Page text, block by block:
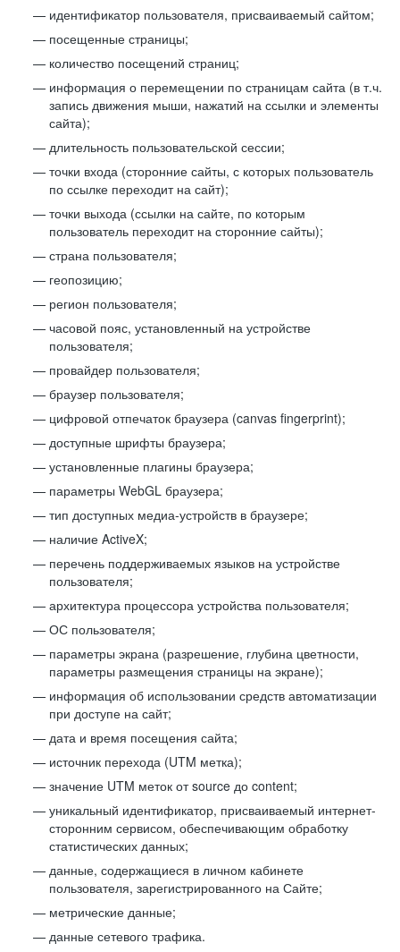
идентификатор пользователя, присваиваемый сайтом;
посещенные страницы;
количество посещений страниц;
информация о перемещении по страницам сайта (в т.ч.
запись движения мыши, нажатий на ссылки и элементы
сайта);
длительность пользовательской сессии;
точки входа (сторонние сайты, с которых пользователь
по ссылке переходит на сайт);
точки выхода (ссылки на сайте, по которым
пользователь переходит на сторонние сайты);
страна пользователя;
геопозицию;
регион пользователя;
часовой пояс, установленный на устройстве
пользователя;
провайдер пользователя;
браузер пользователя;
цифровой отпечаток браузера (canvas fingerprint);
доступные шрифты браузера;
установленные плагины браузера;
параметры WebGL браузера;
тип доступных медиа-устройств в браузере;
наличие ActiveX;
перечень поддерживаемых языков на устройстве
пользователя;
архитектура процессора устройства пользователя;
ОС пользователя;
параметры экрана (разрешение, глубина цветности,
параметры размещения страницы на экране);
информация об использовании средств автоматизации
при доступе на сайт;
дата и время посещения сайта;
источник перехода (UTM метка);
значение UTM меток от source до content;
уникальный идентификатор, присваиваемый интернет-
сторонним сервисом, обеспечивающим обработку
статистических данных;
данные, содержащиеся в личном кабинете
пользователя, зарегистрированного на Сайте;
метрические данные;
данные сетевого трафика.